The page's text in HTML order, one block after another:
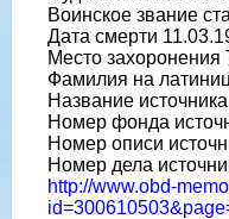
Воинское звание
Дата смерти
Место захоронения
Фамилия на
Название
Номер фонда
Номер описи
Номер дела
http://www.obd-